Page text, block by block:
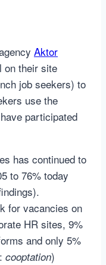
Aktor
on their site
job seekers) to
use the
participated
has continued to
to 76% today
for vacancies on
HR sites, 9%
and only 5%
cooptation)